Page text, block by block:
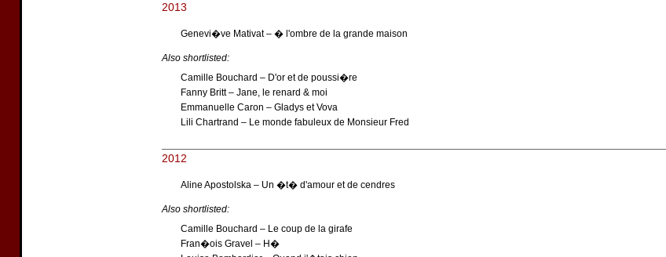
2013
Genevi�ve Mativat – � l'ombre de la grande maison
Also shortlisted:
Camille Bouchard – D'or et de poussi�re
Fanny Britt – Jane, le renard & moi
Emmanuelle Caron – Gladys et Vova
Lili Chartrand – Le monde fabuleux de Monsieur Fred
2012
Aline Apostolska – Un �t� d'amour et de cendres
Also shortlisted:
Camille Bouchard – Le coup de la girafe
Fran�ois Gravel – H�